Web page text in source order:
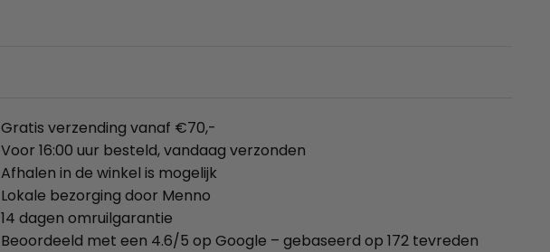
Gratis verzending vanaf €70,-
Voor 16:00 uur besteld, vandaag verzonden
Afhalen in de winkel is mogelijk
Lokale bezorging door Menno
14 dagen omruilgarantie
Beoordeeld met een 4.6/5 op Google – gebaseerd op 172 tevreden